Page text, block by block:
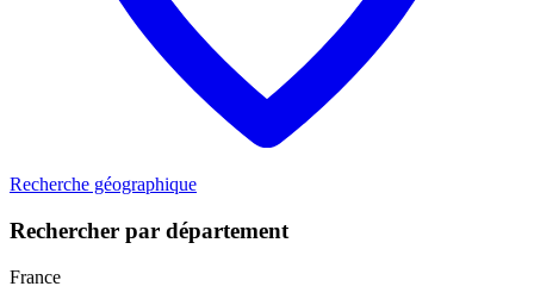
Recherche géographique
Rechercher par département
France